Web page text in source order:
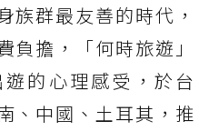
族群最友善的時代，
負擔，「何時旅遊」
的心理感受，於台
、中國、土耳其，推